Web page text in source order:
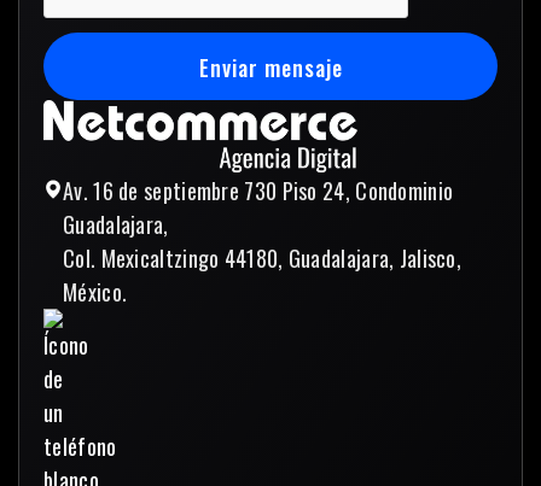
Av. 16 de septiembre 730 Piso 24, Condominio
Guadalajara,
Col. Mexicaltzingo 44180, Guadalajara, Jalisco,
México.
Enviar mensaje
Enviar mensaje